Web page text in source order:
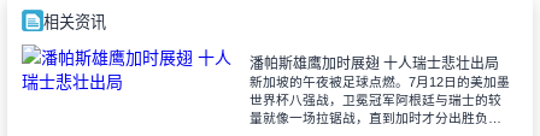
相关资讯
潘帕斯雄鹰加时展翅 十人瑞士悲壮出局
新加坡的午夜被足球点燃。7月12日的美加墨
世界杯八强战，卫冕冠军阿根廷与瑞士的较
量就像一场拉锯战，直到加时才分出胜负。